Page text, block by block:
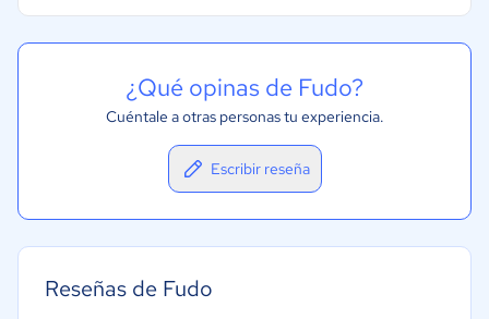
¿Qué opinas de Fudo?
Cuéntale a otras personas tu experiencia.
Escribir reseña
Reseñas de Fudo